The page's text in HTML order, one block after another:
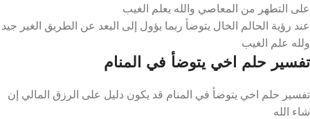
على التطهر من المعاصي والله يعلم الغيب
عند رؤية الحالم الخال يتوضأ ربما يؤول إلى البعد عن الطريق الغير جيد
ولله علم الغيب
تفسير حلم اخي يتوضأ في المنام
تفسير حلم اخي يتوضأ في المنام قد يكون دليل على الرزق المالي إن
شاء الله